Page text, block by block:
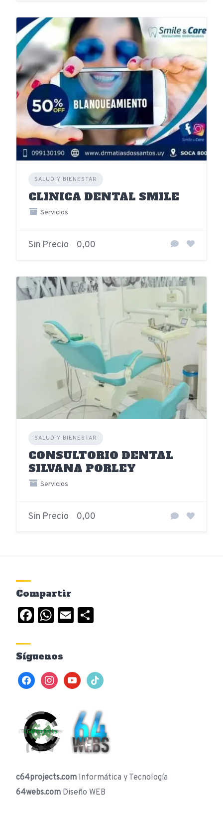
SALUD Y BIENESTAR
CLINICA DENTAL SMILE
Servicios
Sin Precio 0,00
SALUD Y BIENESTAR
CONSULTORIO DENTAL
SILVANA PORLEY
Servicios
Sin Precio 0,00
Compartir
Facebook
WhatsApp
Email
Síguenos
facebookinstagramyoutubetiktok
c64projects.com Informática y Tecnología
64webs.com Diseño WEB